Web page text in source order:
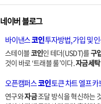
네이버 블로그
바이낸스코인투자방법, 가입 및
스테이블코인인 테더(USDT)를구
것이 바로 ‘트래블 룰’이다.자금세탁
오픈캠퍼스코인토큰 차트 엘프
연구와자금조달 방식을 혁신하는